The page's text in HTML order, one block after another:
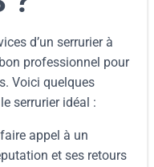
d’un serrurier à
professionnel pour
Voici quelques
serrurier idéal :
appel à un
et ses retours